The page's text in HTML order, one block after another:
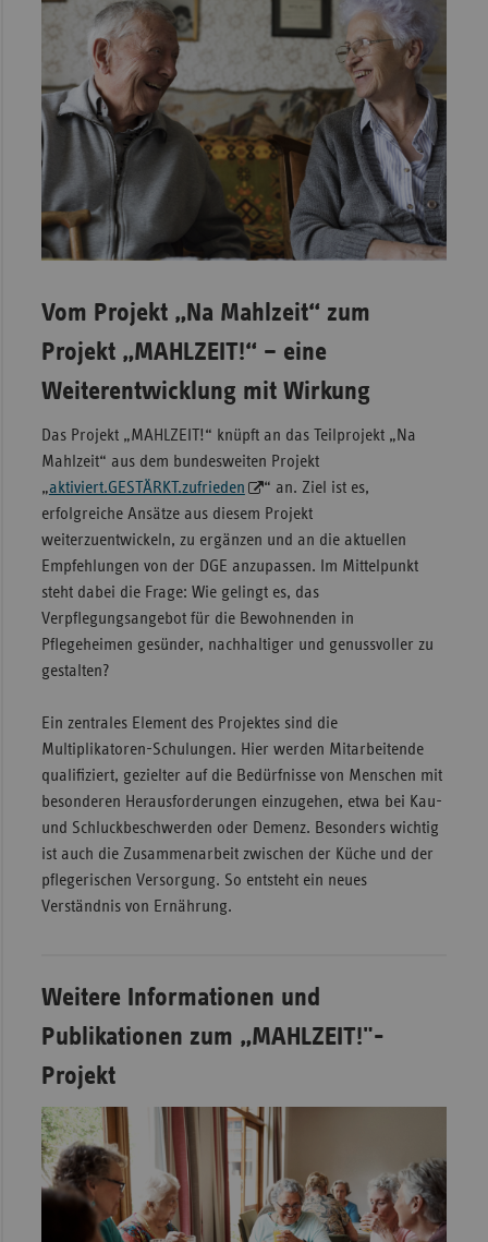
Vom Projekt „Na Mahlzeit“ zum
Projekt „MAHLZEIT!“ – eine
Weiterentwicklung mit Wirkung
Das Projekt „MAHLZEIT!“ knüpft an das Teilprojekt „Na
Mahlzeit“ aus dem bundesweiten Projekt
„aktiviert.GESTÄRKT.zufrieden
“ an. Ziel ist es,
erfolgreiche Ansätze aus diesem Projekt
weiterzuentwickeln, zu ergänzen und an die aktuellen
Empfehlungen von der DGE anzupassen. Im Mittelpunkt
steht dabei die Frage: Wie gelingt es, das
Verpflegungsangebot für die Bewohnenden in
Pflegeheimen gesünder, nachhaltiger und genussvoller zu
gestalten?
Ein zentrales Element des Projektes sind die
Multiplikatoren-Schulungen. Hier werden Mitarbeitende
qualifiziert, gezielter auf die Bedürfnisse von Menschen mit
besonderen Herausforderungen einzugehen, etwa bei Kau-
und Schluckbeschwerden oder Demenz. Besonders wichtig
ist auch die Zusammenarbeit zwischen der Küche und der
pflegerischen Versorgung. So entsteht ein neues
Verständnis von Ernährung.
Weitere Informationen und
Publikationen zum „MAHLZEIT!"-
Projekt